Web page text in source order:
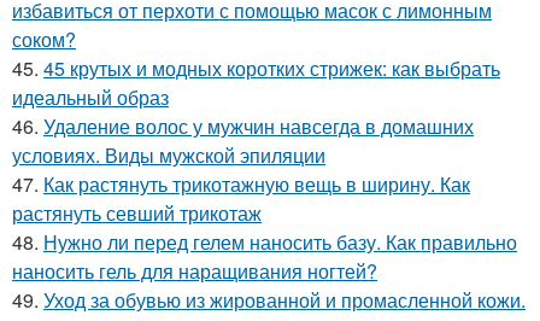
избавиться от перхоти с помощью масок с лимонным
соком?
45. 45 крутых и модных коротких стрижек: как выбрать
идеальный образ
46. Удаление волос у мужчин навсегда в домашних
условиях. Виды мужской эпиляции
47. Как растянуть трикотажную вещь в ширину. Как
растянуть севший трикотаж
48. Нужно ли перед гелем наносить базу. Как правильно
наносить гель для наращивания ногтей?
49. Уход за обувью из жированной и промасленной кожи.